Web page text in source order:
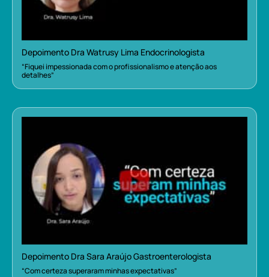
Depoimento Dra Watrusy Lima Endocrinologista
“Fiquei impessionada com o profissionalismo e atenção aos
detalhes”
Depoimento Dra Sara Araújo Gastroenterologista
“Com certeza superaram minhas expectativas”